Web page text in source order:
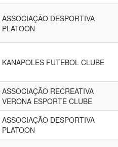
ASSOCIAÇÃO DESPORTIVA
PLATOON
KANAPOLES FUTEBOL CLUBE
ASSOCIAÇÃO RECREATIVA
VERONA ESPORTE CLUBE
ASSOCIAÇÃO DESPORTIVA
PLATOON